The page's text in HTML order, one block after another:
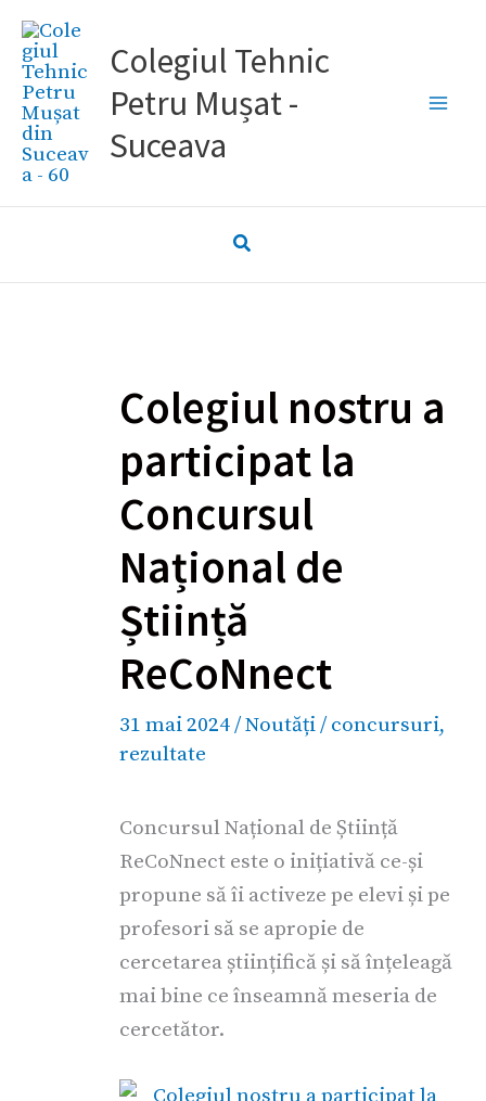
Skip
content
Colegiul Tehnic
Petru Mușat -
Suceava
Colegiul nostru a
participat la
Concursul
Național de
Știință
ReCoNnect
31 mai 2024/Noutăți/concursuri,
rezultate
Concursul Național de Știință
ReCoNnect este o inițiativă ce-și
propune să îi activeze pe elevi și pe
profesori să se apropie de
cercetarea științifică și să înțeleagă
mai bine ce înseamnă meseria de
cercetător.